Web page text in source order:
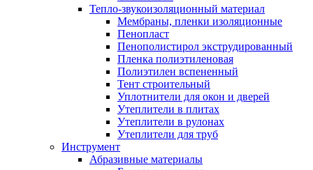
Тепло-звукоизоляционный материал
Мембраны, пленки изоляционные
Пенопласт
Пенополистирол экструдированный
Пленка полиэтиленовая
Полиэтилен вспененный
Тент строительный
Уплотнители для окон и дверей
Утеплители в плитах
Утеплители в рулонах
Утеплители для труб
Инструмент
Абразивные материалы